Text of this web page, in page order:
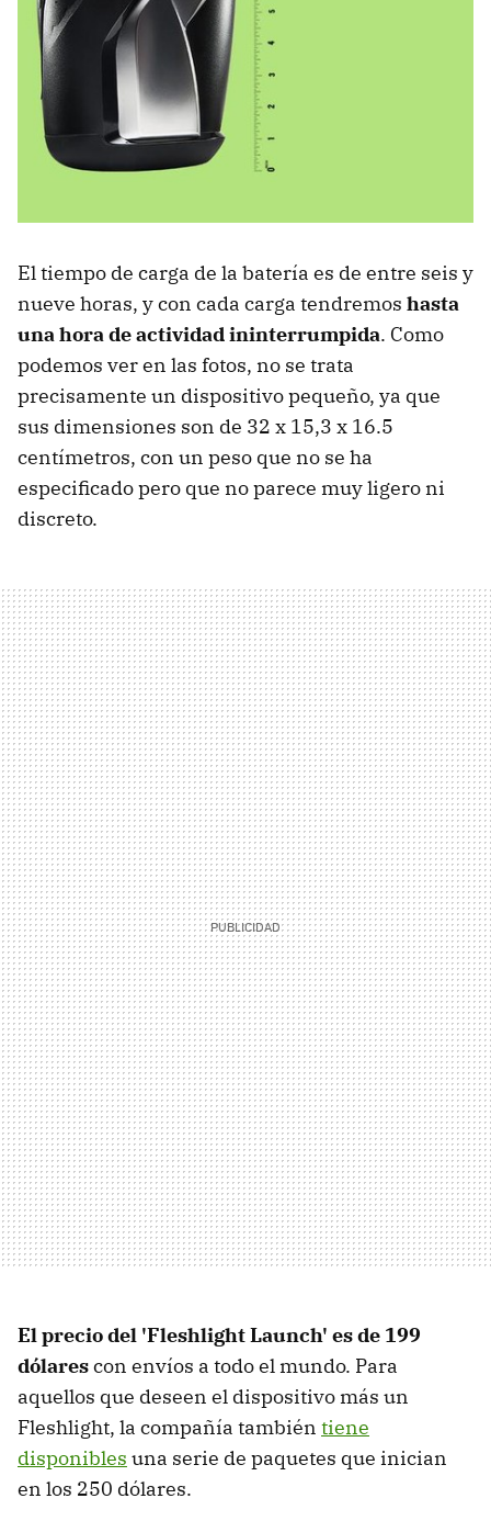
El tiempo de carga de la batería es de entre seis y
nueve horas, y con cada carga tendremos hasta
una hora de actividad ininterrumpida. Como
podemos ver en las fotos, no se trata
precisamente un dispositivo pequeño, ya que
sus dimensiones son de 32 x 15,3 x 16.5
centímetros, con un peso que no se ha
especificado pero que no parece muy ligero ni
discreto.
El precio del 'Fleshlight Launch' es de 199
dólarescon envíos a todo el mundo. Para
aquellos que deseen el dispositivo más un
Fleshlight, la compañía también tiene
disponibles una serie de paquetes que inician
en los 250 dólares.